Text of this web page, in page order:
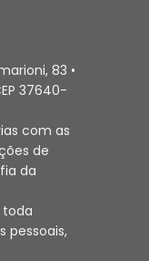
83 •
37640-
com as
de
da
toda
pessoais,